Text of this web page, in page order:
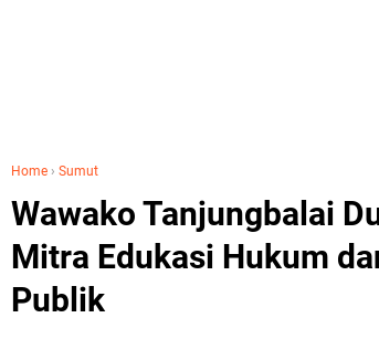
Home › Sumut
Wawako Tanjungbalai
Mitra Edukasi Hukum
Publik